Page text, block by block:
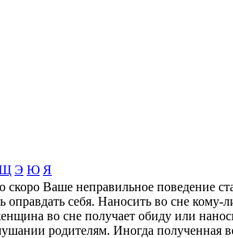
Э Ю Я
скоро Ваше неправильное поведение
оправдать себя. Наносить во сне кому-
во сне получает обиду или
родителям. Иногда полученная